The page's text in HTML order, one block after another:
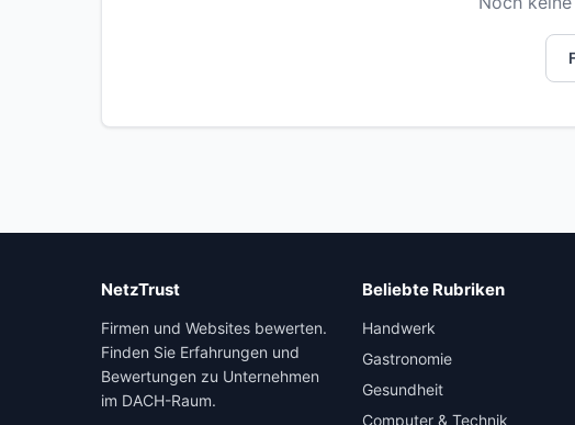
NetzTrust
Firmen und Websites bewerten.
Finden Sie Erfahrungen und
Bewertungen zu Unternehmen
im DACH-Raum.
Beliebte Rubriken
Handwerk
Gastronomie
Gesundheit
Computer & Technik